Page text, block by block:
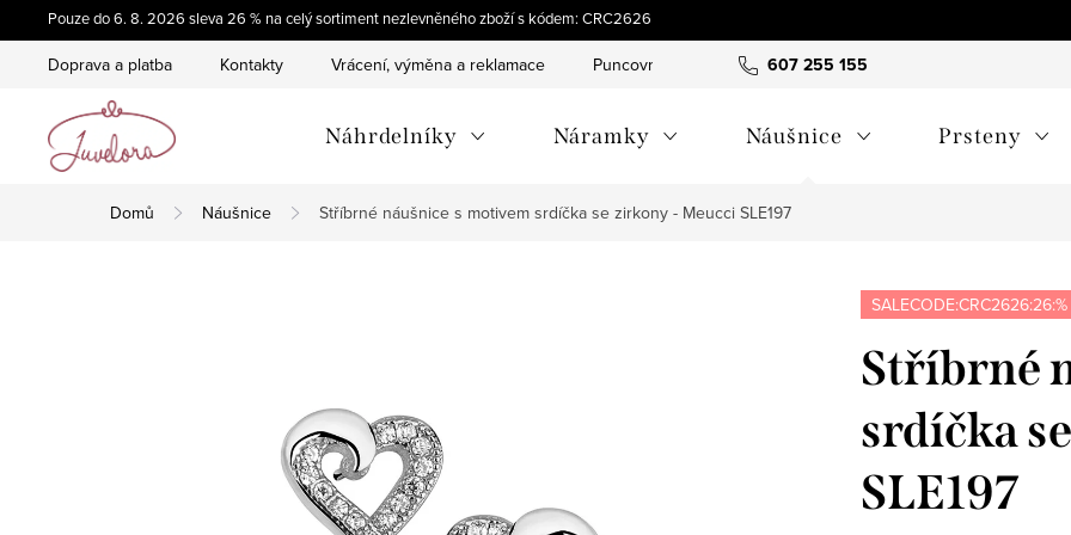
na
Pouze do 6. 8. 2026 sleva 26 % na celý sortiment nezlevněného zboží s kódem: CRC2626
607 255 155
Doprava a platba Kontakty Vrácení, výměna a reklamace Puncovní značky Hodnocení obchodu
Náhrdelníky Náramky Náušnice Prsteny
Domů Náušnice Stříbrné náušnice s motivem srdíčka se zirkony - Meucci SLE197
SALECODE:CRC2626:26:%
Stříbrné
srdíčka
SLE197